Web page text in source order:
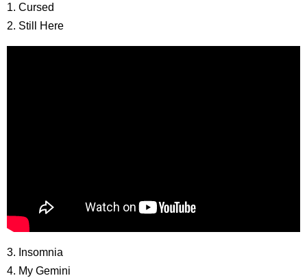
1. Cursed
2. Still Here
3. Insomnia
4. My Gemini